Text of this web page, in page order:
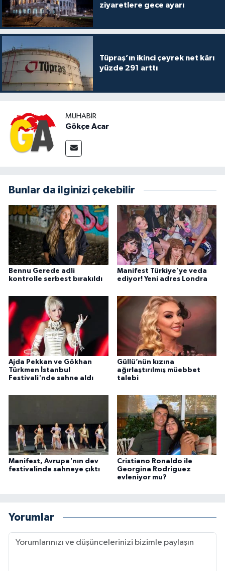
ziyaretlere gece ayarı
Tüpraş’ın ikinci çeyrek net kârı
yüzde 291 arttı
MUHABIR
Gökçe Acar
Bunlar da ilginizi çekebilir
Bennu Gerede adli
kontrolle serbest bırakıldı
Manifest Türkiye'ye veda
ediyor! Yeni adres Londra
Ajda Pekkan ve Gökhan
Türkmen İstanbul
Festivali'nde sahne aldı
Güllü’nün kızına
ağırlaştırılmış müebbet
talebi
Manifest, Avrupa'nın dev
festivalinde sahneye çıktı
Cristiano Ronaldo ile
Georgina Rodríguez
evleniyor mu?
Yorumlar